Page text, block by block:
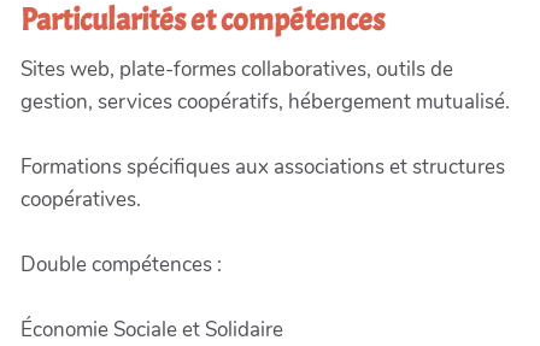
Particularités et compétences
Sites web, plate-formes collaboratives, outils de
gestion, services coopératifs, hébergement mutualisé.
Formations spécifiques aux associations et structures
coopératives.
Double compétences :
Économie Sociale et Solidaire